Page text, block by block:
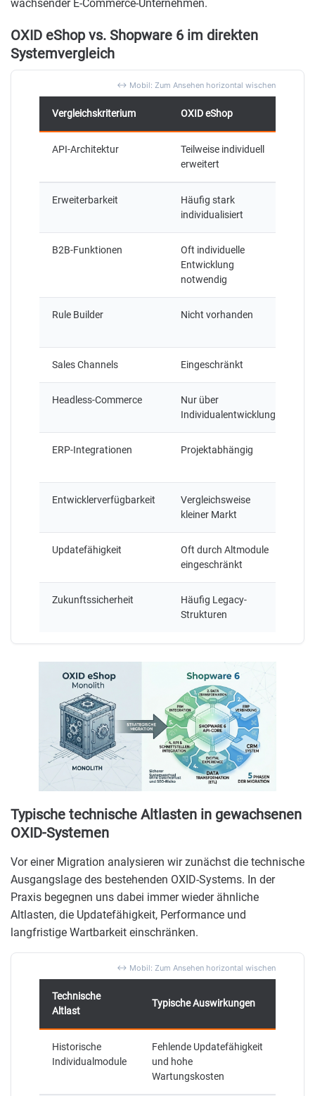
wachsender E-Commerce-Unternehmen.
OXID eShop vs. Shopware 6 im direkten
Systemvergleich
Vergleichskriterium OXID eShop
API-Architektur
Teilweise individuell
erweitert
Erweiterbarkeit
Häufig stark
individualisiert
B2B-Funktionen
Oft individuelle
Entwicklung
notwendig
Rule Builder Nicht vorhanden
Sales Channels Eingeschränkt
Headless-Commerce
Nur über
Individualentwicklung
ERP-Integrationen Projektabhängig
Entwicklerverfügbarkeit
Vergleichsweise
kleiner Markt
Updatefähigkeit
Oft durch Altmodule
eingeschränkt
Zukunftssicherheit
Häufig Legacy-
Strukturen
Typische technische Altlasten in gewachsenen
OXID-Systemen
Vor einer Migration analysieren wir zunächst die technische
Ausgangslage des bestehenden OXID-Systems. In der
Praxis begegnen uns dabei immer wieder ähnliche
Altlasten, die Updatefähigkeit, Performance und
langfristige Wartbarkeit einschränken.
Technische
Altlast
Typische Auswirkungen
Historische
Individualmodule
Fehlende Updatefähigkeit
und hohe
Wartungskosten